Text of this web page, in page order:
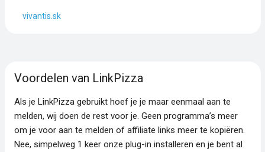
vivantis.sk
Voordelen van LinkPizza
Als je LinkPizza gebruikt hoef je je maar eenmaal aan te
melden, wij doen de rest voor je. Geen programma’s meer
om je voor aan te melden of affiliate links meer te kopiëren.
Nee, simpelweg 1 keer onze plug-in installeren en je bent al